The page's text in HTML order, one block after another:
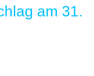
am 31.